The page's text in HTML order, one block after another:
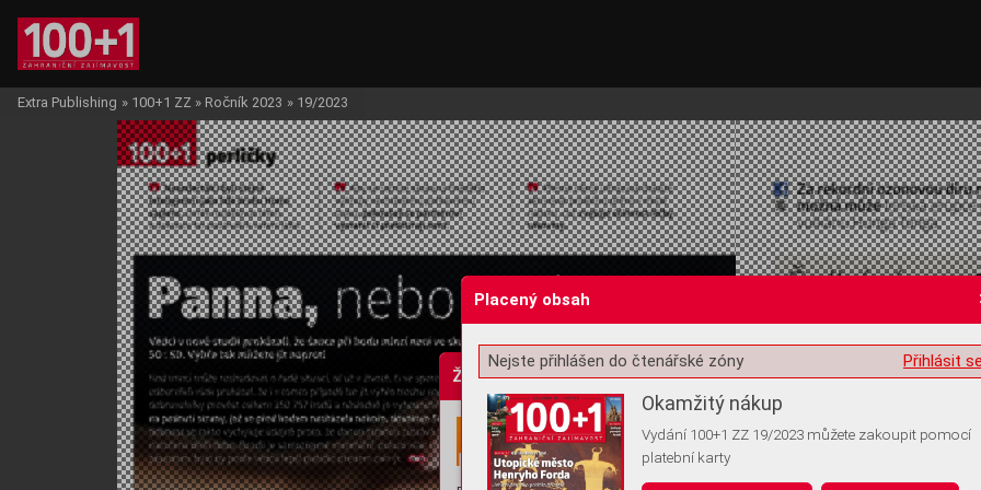
Žádost o souhlas s ukládáním volitelných informací
Extra Publishing » 100+1 ZZ » Ročník 2023 » 19/2023
Placený obsah
Přihlásit
Nejste přihlášen do čtenářské zóny
Okamžitý nákup
Vydání 100+1 ZZ 19/2023 můžete zakoupit pomocí
platební karty